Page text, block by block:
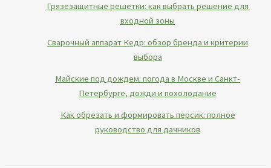
Грязезащитные решетки: как выбрать решение для
входной зоны
Сварочный аппарат Кедр: обзор бренда и критерии
выбора
Майские под дождем: погода в Москве и Санкт-
Петербурге, дожди и похолодание
Как обрезать и формировать персик: полное
руководство для дачников